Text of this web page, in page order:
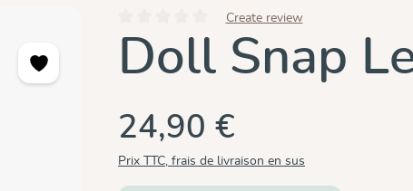
Note moyenne de 0 sur 5 étoiles
Create review
Doll Snap
24,90 €
Prix TTC, frais de livraison en sus